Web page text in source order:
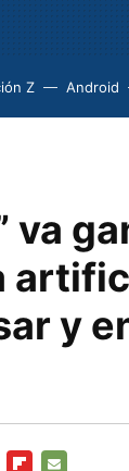
Z Android
va
y